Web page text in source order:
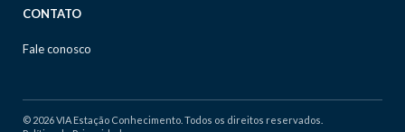
CONTATO
Fale conosco
© 2026 VIA Estação Conhecimento. Todos os direitos reservados.